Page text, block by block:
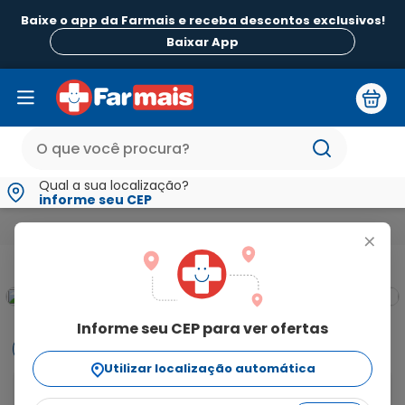
Baixe o app da Farmais e receba descontos exclusivos!
Baixar App
Qual a sua localização?
informe seu CEP
+
Informe seu CEP para ver ofertas
Utilizar localização automática
Hedra 7mg/ml Xarope
Informações
Efeito mucolítico: diminui a viscosidade do muco.